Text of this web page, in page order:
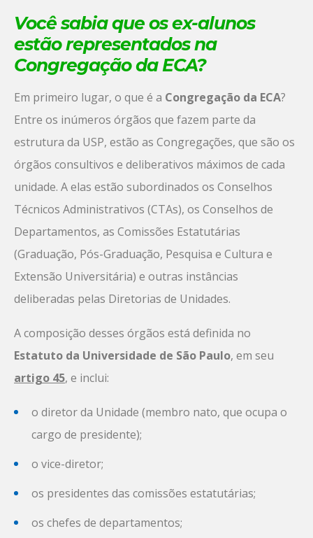
Você sabia que os ex-alunos
estão representados na
Congregação da ECA?
Em primeiro lugar, o que é a Congregação da ECA?
Entre os inúmeros órgãos que fazem parte da
estrutura da USP, estão as Congregações, que são os
órgãos consultivos e deliberativos máximos de cada
unidade. A elas estão subordinados os Conselhos
Técnicos Administrativos (CTAs), os Conselhos de
Departamentos, as Comissões Estatutárias
(Graduação, Pós-Graduação, Pesquisa e Cultura e
Extensão Universitária) e outras instâncias
deliberadas pelas Diretorias de Unidades.
A composição desses órgãos está definida no
Estatuto da Universidade de São Paulo, em seu
artigo 45, e inclui:
o diretor da Unidade (membro nato, que ocupa o
cargo de presidente);
o vice-diretor;
os presidentes das comissões estatutárias;
os chefes de departamentos;